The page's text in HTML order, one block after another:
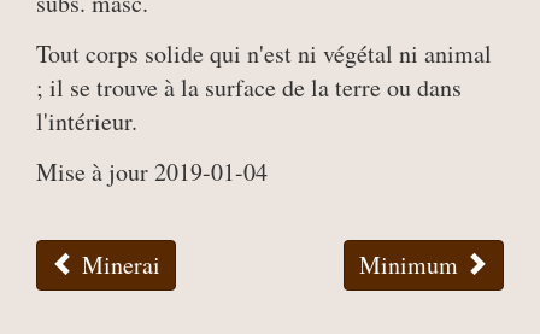
Tout corps solide qui n'est ni végétal ni animal
; il se trouve à la surface de la terre ou dans
l'intérieur.
Mise à jour 2019-01-04
Minerai Minimum